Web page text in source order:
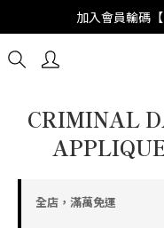
加入會員輸碼
CRIMINAL
全店，滿萬免運